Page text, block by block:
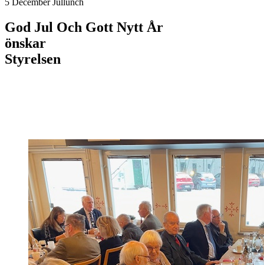
God Jul Och Gott Nytt År
önskar
Styrelsen